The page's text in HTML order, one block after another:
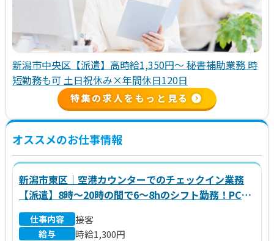
新潟市中央区【派遣】高時給1,350円～ 秘書補助業務 時
短勤務も可 土日祝休み×年間休日120日
特集の求人をもっと見る
オススメのお仕事情報
新潟市東区｜空港カウンターでのチェックイン業務
【派遣】8時～20時の間で6～8hのシフト勤務！PCの
入力ができればOK！週4～5日のシフト勤務です
♪OJTあり★
仕事内容 接客
給与 時給1,300円